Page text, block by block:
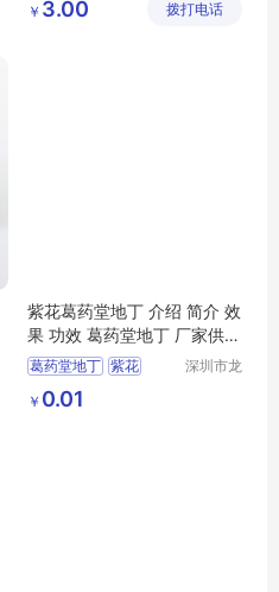
有限公司
￥ 3.00 拨打电话
紫花葛药堂地丁 介绍 简介 效
果 功效 葛药堂地丁 厂家供应
商
葛药堂地丁 紫花
紫花葛药堂地丁
深圳市龙
￥ 0.01